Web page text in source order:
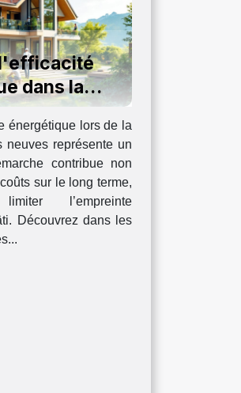
dans la
de maisons
énergétique lors de la
neuves représente un
contribue non
sur le long terme,
l’empreinte
Découvrez dans les